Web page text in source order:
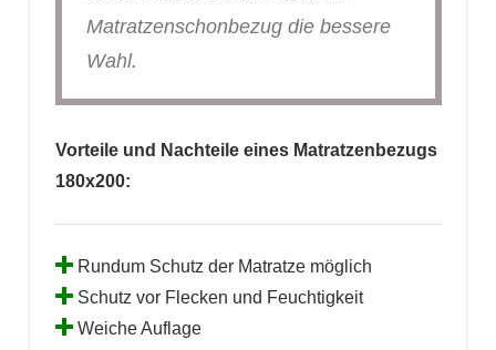
Matratzenschonbezug die bessere
Wahl.
Vorteile und Nachteile eines Matratzenbezugs
180x200:
Rundum Schutz der Matratze möglich
Schutz vor Flecken und Feuchtigkeit
Weiche Auflage